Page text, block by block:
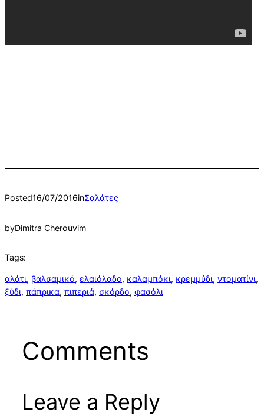
Posted16/07/2016inΣαλάτες
byDimitra Cherouvim
Tags:
αλάτι, βαλσαμικό, ελαιόλαδο, καλαμπόκι, κρεμμύδι, ντοματίνι
ξύδι, πάπρικα, πιπεριά, σκόρδο, φασόλι
Comments
Leave a Reply